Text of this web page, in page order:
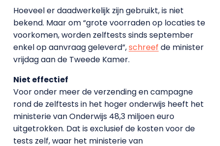
Hoeveel er daadwerkelijk zijn gebruikt, is niet
bekend. Maar om “grote voorraden op locaties te
voorkomen, worden zelftests sinds september
enkel op aanvraag geleverd”,schreef de minister
vrijdag aan de Tweede Kamer.
Niet effectief
Voor onder meer de verzending en campagne
rond de zelftests in het hoger onderwijs heeft het
ministerie van Onderwijs 48,3 miljoen euro
uitgetrokken. Dat is exclusief de kosten voor de
tests zelf, waar het ministerie van